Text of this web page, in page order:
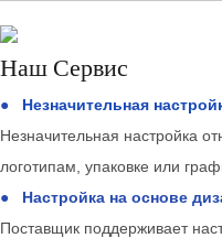
Наш Сервис
●
Незначительная
Незначительная настройка
логотипам, упаковке или
●
Настройка на основе
Поставщик поддерживает